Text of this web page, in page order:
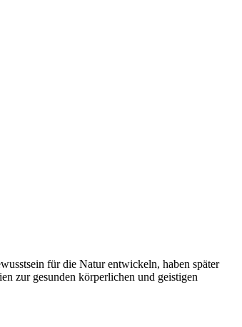
für die Natur entwickeln, haben später
zur gesunden körperlichen und geistigen